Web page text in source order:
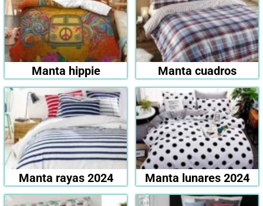
Manta hippie Manta cuadros
Manta rayas 2024 Manta lunares 2024